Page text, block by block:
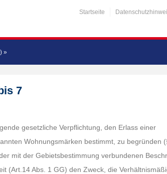
Startseite
»
7
gesetzliche Verpflichtung, den Erlass einer
Wohnungsmärken bestimmt, zu begründen
mit der Gebietsbestimmung verbundenen
(Art.14 Abs. 1 GG) den Zweck, die